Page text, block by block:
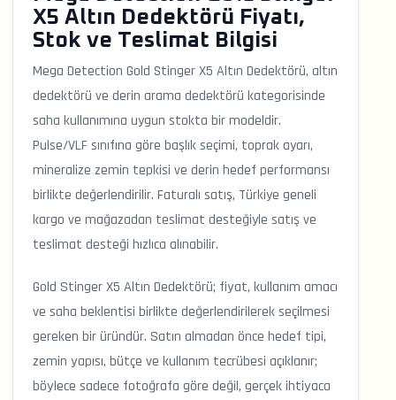
X5 Altın Dedektörü Fiyatı,
Stok ve Teslimat Bilgisi
Mega Detection Gold Stinger X5 Altın Dedektörü, altın
dedektörü ve derin arama dedektörü kategorisinde
saha kullanımına uygun stokta bir modeldir.
Pulse/VLF sınıfına göre başlık seçimi, toprak ayarı,
mineralize zemin tepkisi ve derin hedef performansı
birlikte değerlendirilir. Faturalı satış, Türkiye geneli
kargo ve mağazadan teslimat desteğiyle satış ve
teslimat desteği hızlıca alınabilir.
Gold Stinger X5 Altın Dedektörü; fiyat, kullanım amacı
ve saha beklentisi birlikte değerlendirilerek seçilmesi
gereken bir üründür. Satın almadan önce hedef tipi,
zemin yapısı, bütçe ve kullanım tecrübesi açıklanır;
böylece sadece fotoğrafa göre değil, gerçek ihtiyaca